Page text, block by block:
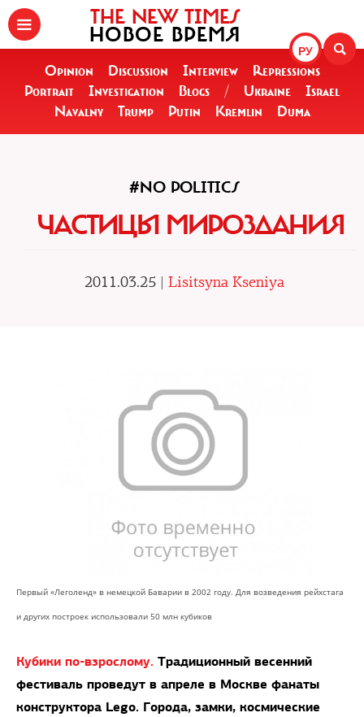
РУ
THE NEW TIMES
НОВОЕ ВРЕМЯ
Opinion Discussion Interview
Repressions
Portrait
Investigation Blogs / Ukraine
Israel
Navalny
Trump Putin Kremlin Duma
#NO POLITICS
ЧАСТИЦЫ МИРОЗДАНИЯ
2011.03.25 | Lisitsyna Kseniya
Первый «Леголенд» в немецкой Баварии в 2002 году. Для возведения рейхстага
и других построек использовали 50 млн кубиков
Кубики по-взрослому. Традиционный весенний
фестиваль проведут в апреле в Москве фанаты
конструктора Lego. Города, замки, космические